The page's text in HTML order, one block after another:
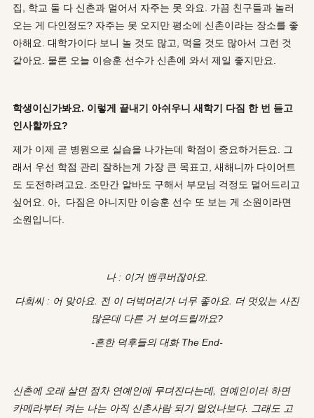
집, 학교 둘 다 신촌과 멀어서 자주는 못 와요. 가끔 친구들과 놀러
오는 게 다인정도? 자주는 못 오지만 평소에 신촌이라는 장소를 좋
아해요. 대학가이다 보니 놀 것도 많고, 먹을 것도 많아서 그런 것
같아요. 물론 오늘 이승훈 선수가 신촌에 와서 제일 좋지만요.
학생이신가봐요. 이렇게 끝내기 아쉬우니 새학기 다짐 한 번 듣고
인사할까요?
제가 이제 곧 병원으로 실습을 나가는데 학점이 중요하거든요. 그
래서 우선 학점 관리 잘하는게 가장 큰 목표고, 새해니까 다이어트
도 도전하려고요. 조만간 알바도 구해서 부모님 걱정도 덜어드리고
싶어요. 아, 다짐은 아니지만 이승훈 선수 또 보는 게 소원이라면
소원입니다.
나 : 이거 밴쿠버잖아요.
다희씨 : 어 맞아요. 전 이 더벅머리가 너무 좋아요. 더 멋있는 사진
많은데 다른 거 보여드릴까요?
-흔한 덕후들의 대화 The End-
신촌에 오래 살면 점차 연예인에 무뎌진다는데, 연예인이라 하면
카메라부터 켜는 나는 아직 신촌사람 되기 멀었나보다. 그래도 고